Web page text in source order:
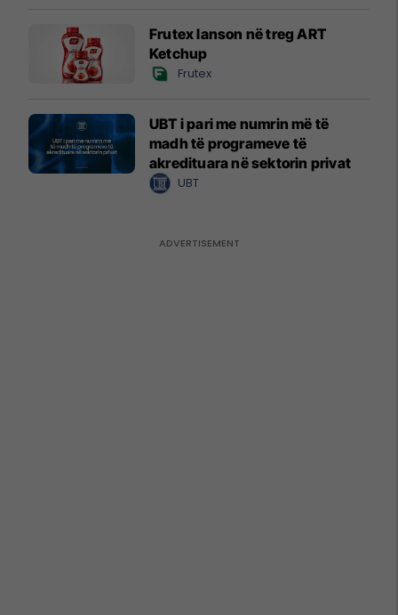
Frutex lanson në treg ART
Ketchup
Frutex
UBT i pari me numrin më të
madh të programeve të
akredituara në sektorin privat
UBT